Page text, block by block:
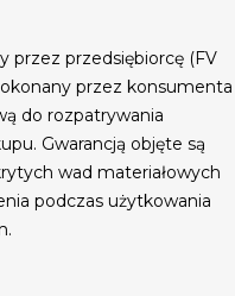
przez przedsiębiorcę (FV
przez konsumenta
do rozpatrywania
Gwarancją objęte są
wad materiałowych
podczas użytkowania